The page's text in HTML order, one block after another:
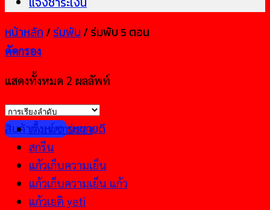
หน้าหลัก/ร่มพับ/ร่มพับ 5 ตอน
คัดกรอง
แสดงทั้งหมด 2 ผลลัพท์
สินค้าทั้งหมดร่มขายดี
เต็นท์ขายของ
สกรีน
แก้วเก็บความเย็น
แก้วเก็บความเย็น แก้ว
แก้วเยติ yeti